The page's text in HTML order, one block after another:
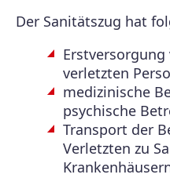
Der Sanitätszug hat
verletzten
medizinische
psychische
Transport der
Verletzten zu